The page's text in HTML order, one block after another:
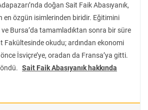
doğan Sait Faik Abasıyanık,
en özgün isimlerinden biridir. Eğitimini
Bursa’da tamamladıktan sonra bir süre
Fakültesinde okudu; ardından ekonomi
İsviçre’ye, oradan da Fransa’ya gitti.
Sait Faik Abasıyanık hakkında